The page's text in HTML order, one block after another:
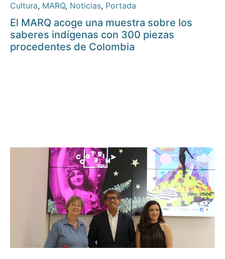
Cultura, MARQ, Noticias, Portada
El MARQ acoge una muestra sobre los
saberes indígenas con 300 piezas
procedentes de Colombia